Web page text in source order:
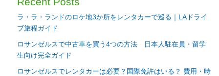
ラ・ラ・ランドのロケ地3か所をレンタカーで巡る｜LAドライ
ブ旅程ガイド
ロサンゼルスで中古車を買う4つの方法 日本人駐在員・留学
生向け完全ガイド
ロサンゼルスでレンタカーは必要？国際免許はいる？ 費用・時